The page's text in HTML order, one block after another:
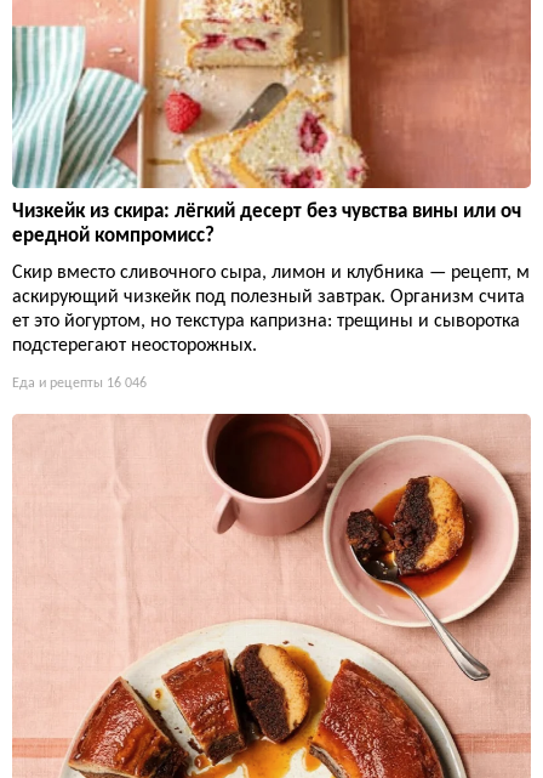
Чизкейк из скира: лёгкий десерт без чувства вины или оч
ередной компромисс?
Скир вместо сливочного сыра, лимон и клубника — рецепт, м
аскирующий чизкейк под полезный завтрак. Организм счита
ет это йогуртом, но текстура капризна: трещины и сыворотка
подстерегают неосторожных.
Еда и рецепты 16 046